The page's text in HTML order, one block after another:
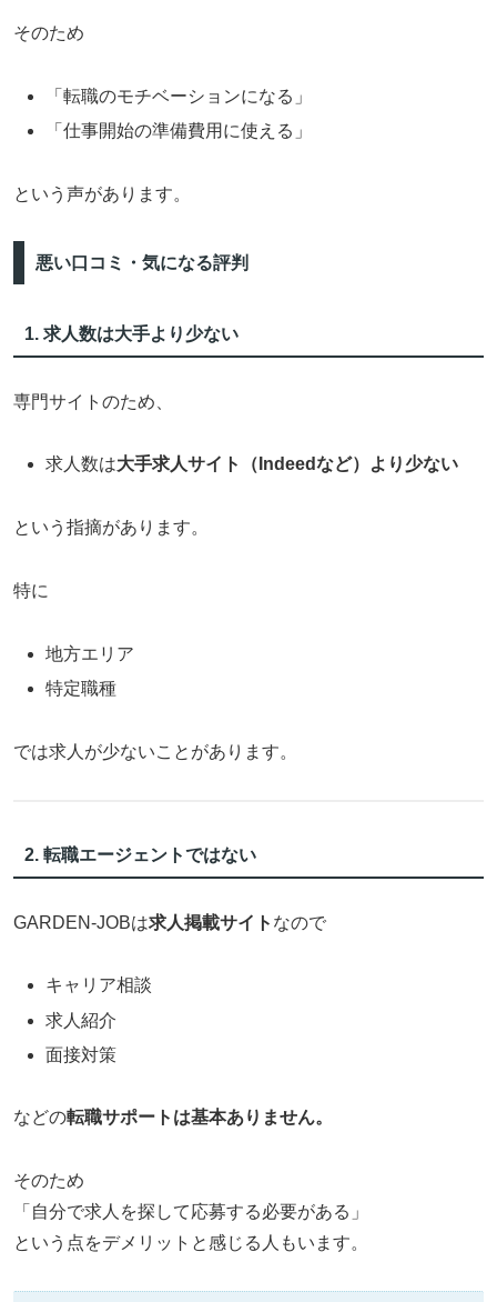
そのため
「転職のモチベーションになる」
「仕事開始の準備費用に使える」
という声があります。
悪い口コミ・気になる評判
1. 求人数は大手より少ない
専門サイトのため、
求人数は大手求人サイト（Indeedなど）より少ない
という指摘があります。
特に
地方エリア
特定職種
では求人が少ないことがあります。
2. 転職エージェントではない
GARDEN-JOBは求人掲載サイト なので
キャリア相談
求人紹介
面接対策
などの転職サポートは基本ありません。
そのため
「自分で求人を探して応募する必要がある」
という点をデメリットと感じる人もいます。